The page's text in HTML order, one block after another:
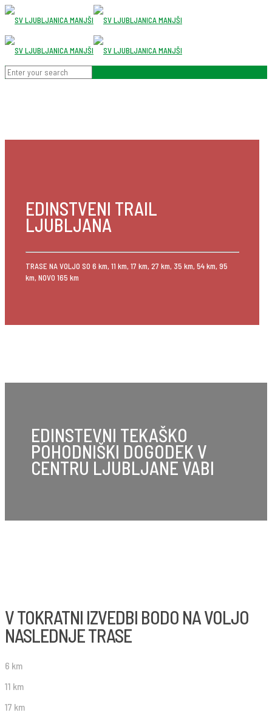
EDINSTVENI TRAIL
LJUBLJANA
TRASE NA VOLJO SO 6 km, 11 km, 17 km, 27 km, 35 km, 54 km, 95
km, NOVO 165 km
EDINSTEVNI TEKAŠKO
POHODNIŠKI DOGODEK V
CENTRU LJUBLJANE VABI
V TOKRATNI IZVEDBI BODO NA VOLJO
NASLEDNJE TRASE
6 km
11 km
17 km